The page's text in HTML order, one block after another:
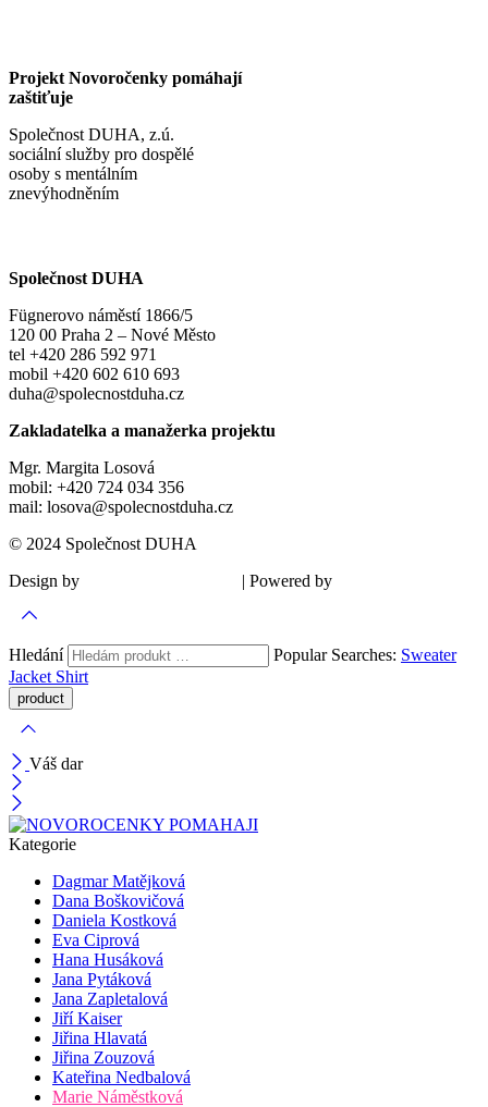
Projekt Novoročenky pomáhají
zaštiťuje
Společnost DUHA, z.ú.
sociální služby pro dospělé
osoby s mentálním
znevýhodněním
Společnost DUHA
Fügnerovo náměstí 1866/5
120 00 Praha 2 – Nové Město
tel +420 286 592 971
mobil +420 602 610 693
duha@spolecnostduha.cz
Zakladatelka a manažerka projektu
Mgr. Margita Losová
mobil: +420 724 034 356
mail: losova@spolecnostduha.cz
© 2024 Společnost DUHA
Design by
| Powered by
Hledání Popular Searches: Sweater
Jacket Shirt
Váš dar
Kategorie
Dagmar Matějková
Dana Boškovičová
Daniela Kostková
Eva Ciprová
Hana Husáková
Jana Pytáková
Jana Zapletalová
Jiří Kaiser
Jiřina Hlavatá
Jiřina Zouzová
Kateřina Nedbalová
Marie Náměstková